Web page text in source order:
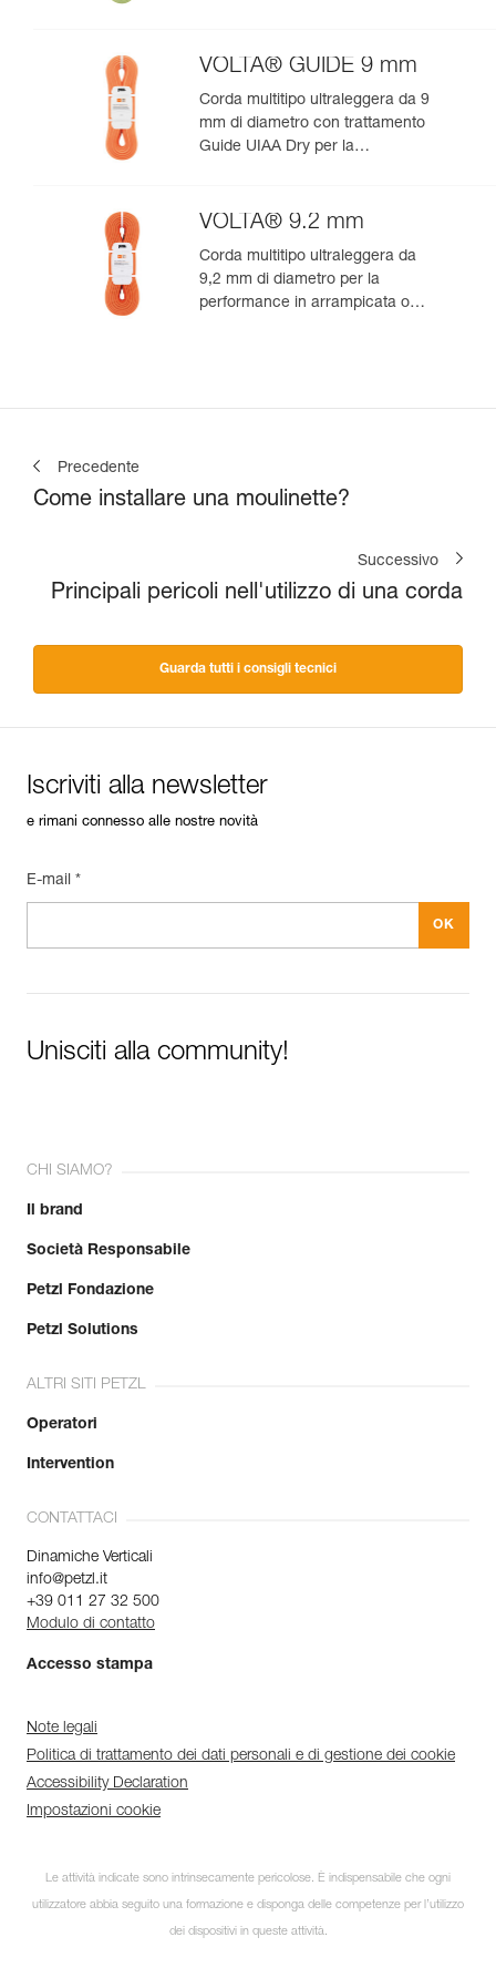
VOLTA® GUIDE 9 mm
Corda multitipo ultraleggera da 9
mm di diametro con trattamento
Guide UIAA Dry per la
VOLTA® 9.2 mm
Corda multitipo ultraleggera da
9,2 mm di diametro per la
performance in arrampicata o
Precedente
Come installare una moulinette?
Successivo
Principali pericoli nell'utilizzo di una corda
Guarda tutti i consigli tecnici
Iscriviti alla newsletter
e rimani connesso alle nostre novità
E-mail *
Unisciti alla community!
CHI SIAMO?
Il brand
Società Responsabile
Petzl Fondazione
Petzl Solutions
ALTRI SITI PETZL
Operatori
Intervention
CONTATTACI
Dinamiche Verticali
info@petzl.it
+39 011 27 32 500
Modulo di contatto
Accesso stampa
Note legali
Politica di trattamento dei dati personali e di gestione dei cookie
Accessibility Declaration
Impostazioni cookie
Le attività indicate sono intrinsecamente pericolose. È indispensabile che ogni
utilizzatore abbia seguito una formazione e disponga delle competenze per l’utilizzo
dei dispositivi in queste attività.